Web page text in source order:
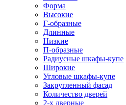
Форма
Высокие
Г-образные
Длинные
Низкие
П-образные
Радиусные шкафы-купе
Широкие
Угловые шкафы-купе
Закругленный фасад
Количество дверей
2-х дверные